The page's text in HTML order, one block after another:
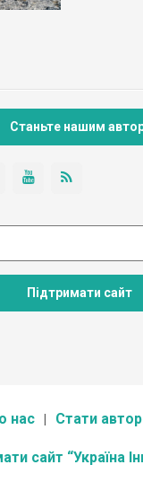
Станьте нашим
Підтримати сайт
нас Стати
сайт “Україна